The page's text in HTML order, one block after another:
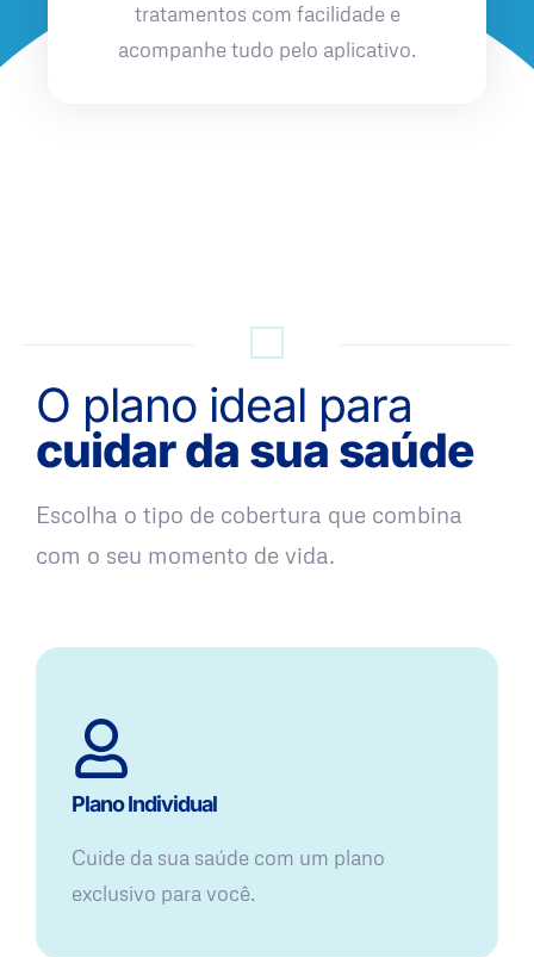
tratamentos com facilidade e
acompanhe tudo pelo aplicativo.
O plano ideal para
cuidar da sua saúde
Escolha o tipo de cobertura que combina
com o seu momento de vida.
Plano Individual
Cuide da sua saúde com um plano
exclusivo para você.